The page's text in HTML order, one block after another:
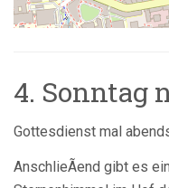
4. Sonntag
Gottesdienst mal
AnschlieÃend gibt es